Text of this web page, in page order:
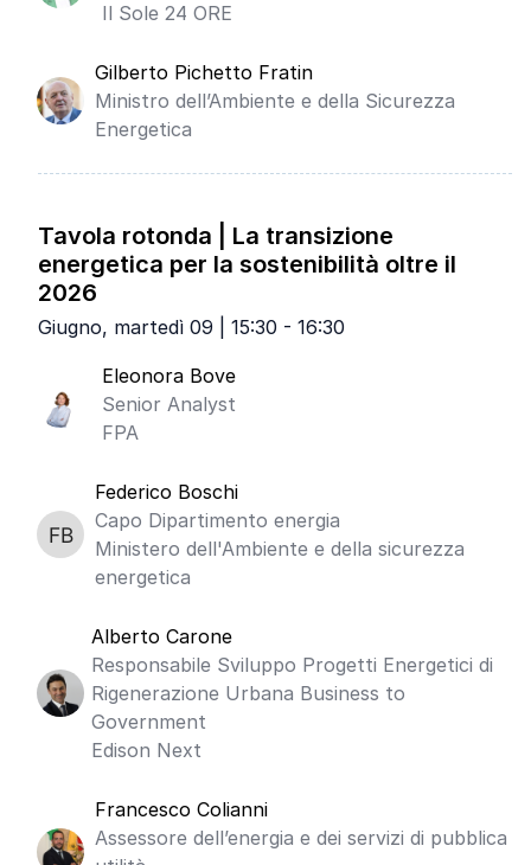
Il Sole 24 ORE
Gilberto Pichetto Fratin
Ministro dell’Ambiente e della Sicurezza
Energetica
Tavola rotonda | La transizione
energetica per la sostenibilità oltre il
2026
Giugno, martedì 09 | 15:30 - 16:30
Eleonora Bove
Senior Analyst
FPA
Federico Boschi
Capo Dipartimento energia
Ministero dell'Ambiente e della sicurezza
energetica
Alberto Carone
Responsabile Sviluppo Progetti Energetici di
Rigenerazione Urbana Business to
Government
Edison Next
Francesco Colianni
Assessore dell’energia e dei servizi di pubblica